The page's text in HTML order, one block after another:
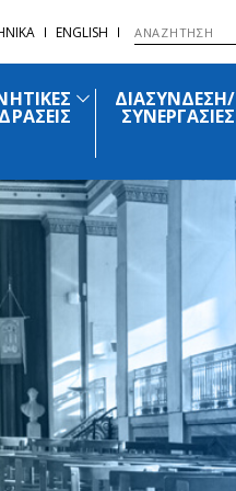
ENGLISH
ΔΡΑΣΕΙΣ
ΔΙΑΣΥΝΔΕΣΗ/
ΣΥΝΕΡΓΑΣΙΕΣ